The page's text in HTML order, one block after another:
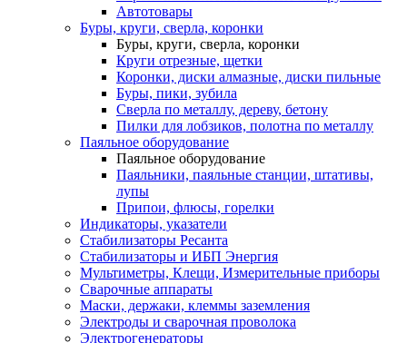
Автотовары
Буры, круги, сверла, коронки
Буры, круги, сверла, коронки
Круги отрезные, щетки
Коронки, диски алмазные, диски пильные
Буры, пики, зубила
Сверла по металлу, дереву, бетону
Пилки для лобзиков, полотна по металлу
Паяльное оборудование
Паяльное оборудование
Паяльники, паяльные станции, штативы,
лупы
Припои, флюсы, горелки
Индикаторы, указатели
Стабилизаторы Ресанта
Стабилизаторы и ИБП Энергия
Мультиметры, Клещи, Измерительные приборы
Сварочные аппараты
Маски, держаки, клеммы заземления
Электроды и сварочная проволока
Электрогенераторы